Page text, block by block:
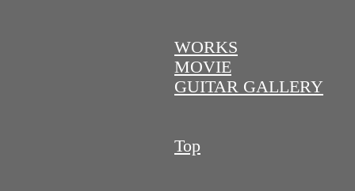
WORKS
MOVIE
GUITAR GALLERY
Top